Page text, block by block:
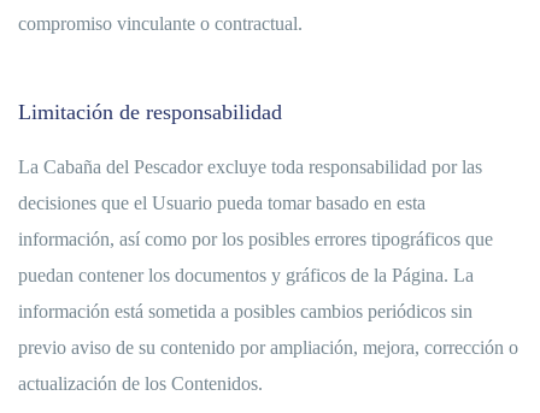
compromiso vinculante o contractual.
Limitación de responsabilidad
La Cabaña del Pescador excluye toda responsabilidad por las
decisiones que el Usuario pueda tomar basado en esta
información, así como por los posibles errores tipográficos que
puedan contener los documentos y gráficos de la Página. La
información está sometida a posibles cambios periódicos sin
previo aviso de su contenido por ampliación, mejora, corrección o
actualización de los Contenidos.